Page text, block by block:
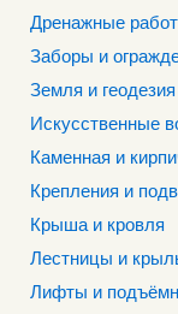
Дренажные
Заборы и
Земля и геодезия
Искусственные
Каменная и
Крепления и
Крыша и кровля
Лестницы и
Лифты и